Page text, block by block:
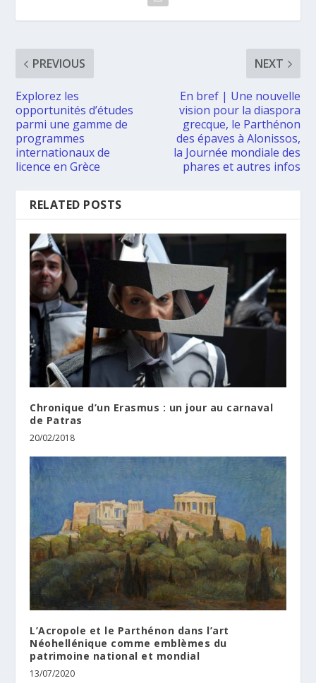
PREVIOUS
Explorez les
opportunités d’études
parmi une gamme de
programmes
internationaux de
licence en Grèce
NEXT
En bref | Une nouvelle
vision pour la diaspora
grecque, le Parthénon
des épaves à Alonissos,
la Journée mondiale des
phares et autres infos
RELATED POSTS
Chronique d’un Erasmus : un jour au carnaval
de Patras
20/02/2018
L’Acropole et le Parthénon dans l’art
Néohellénique comme emblèmes du
patrimoine national et mondial
13/07/2020